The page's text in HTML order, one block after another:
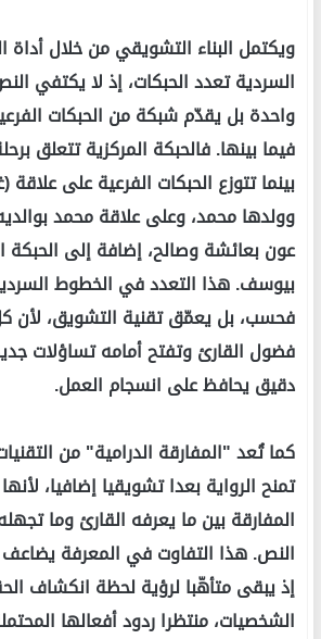
ويكتمل البناء التشويقي من خلال أداة
السردية تعدد الحبكات، إذ لا يكتفي
واحدة بل يقدّم شبكة من الحبكات
فيما بينها. فالحبكة المركزية تتعلق
بينما تتوزع الحبكات الفرعية على علاقة
وولدها محمد، وعلى علاقة محمد
عون بعائشة وصالح، إضافة إلى الحبكة
بيوسف. هذا التعدد في الخطوط السردية
فحسب، بل يعمّق تقنية التشويق، لأن
فضول القارئ وتفتح أمامه تساؤلات
دقيق يحافظ على انسجام العمل.
كما تُعد "المفارقة الدرامية" من
تمنح الرواية بعدا تشويقيا إضافيا،
المفارقة بين ما يعرفه القارئ وما
النص. هذا التفاوت في المعرفة يضاعف
إذ يبقى متأهّبا لرؤية لحظة انكشاف
الشخصيات، منتظرا ردود أفعالها